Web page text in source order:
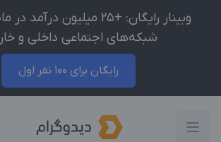
وبینار رایگان: +25 میلیون
شبکه‌های اجتماعی داخلی و
رایگان برای 100 نفر اول